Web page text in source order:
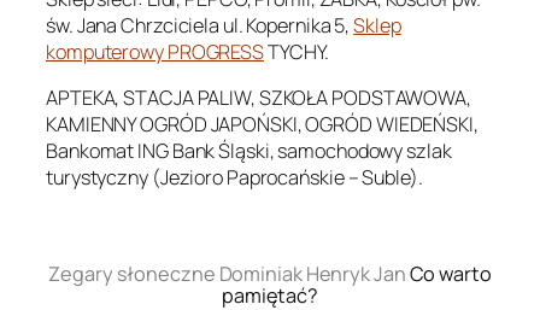
św. Jana Chrzciciela ul. Kopernika 5,Sklep
komputerowy PROGRESSTYCHY.
APTEKA, STACJA PALIW, SZKOŁA PODSTAWOWA,
KAMIENNY OGRÓD JAPOŃSKI, OGRÓD WIEDEŃSKI,
Bankomat ING Bank Śląski, samochodowy szlak
turystyczny (Jezioro Paprocańskie – Suble).
Zegary słoneczne Dominiak Henryk JanCo warto
pamiętać?